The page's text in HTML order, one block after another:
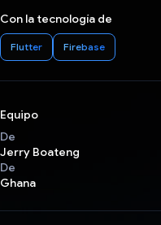
Con la tecnología de
Flutter Firebase
Equipo
De
Jerry Boateng
De
Ghana